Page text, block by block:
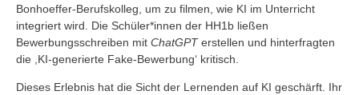
Bonhoeffer-Berufskolleg, um zu filmen, wie KI im Unterricht
integriert wird. Die Schüler*innen der HH1b ließen
Bewerbungsschreiben mit ChatGPTerstellen und hinterfragten
die ,KI-generierte Fake-Bewerbung‘ kritisch.
Dieses Erlebnis hat die Sicht der Lernenden auf KI geschärft. Ihr